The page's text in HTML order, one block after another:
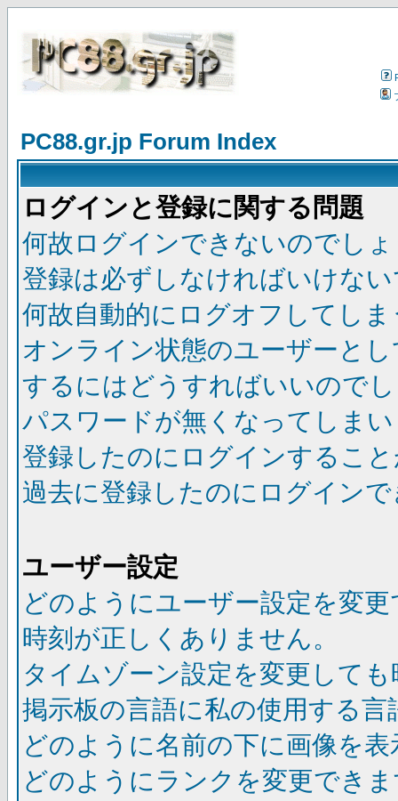
PC88.gr.jp Forum Index
ログインと登録に関する問題
何故ログインできないのでし
登録は必ずしなければいけな
何故自動的にログオフしてし
オンライン状態のユーザーと
するにはどうすればいいので
パスワードが無くなってしま
登録したのにログインするこ
過去に登録したのにログイン
ユーザー設定
どのようにユーザー設定を変
時刻が正しくありません。
タイムゾーン設定を変更して
掲示板の言語に私の使用する
どのように名前の下に画像を
どのようにランクを変更でき